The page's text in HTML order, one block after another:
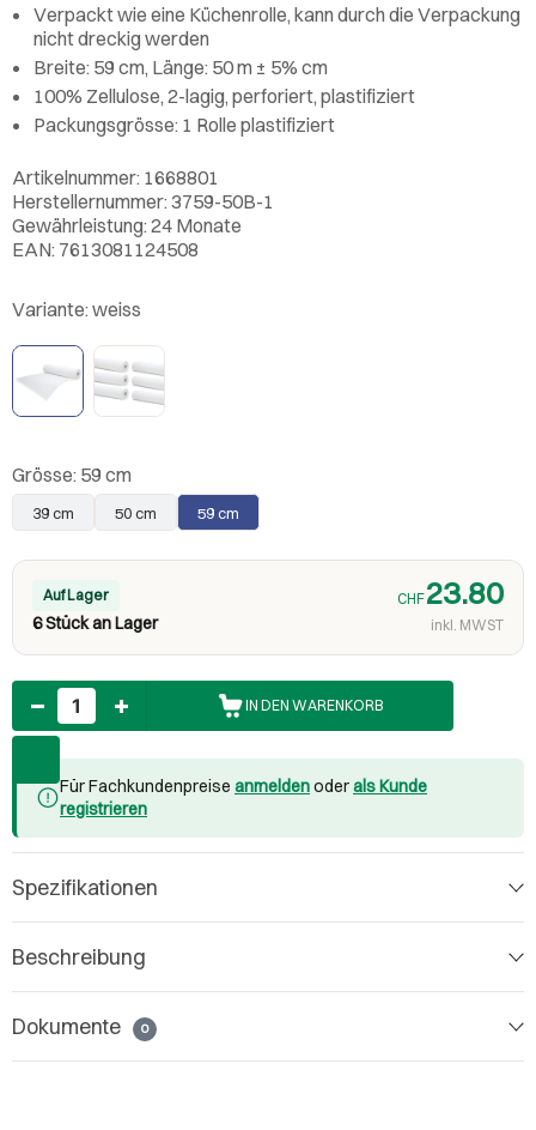
Verpackt wie eine Küchenrolle, kann durch die Verpackung
nicht dreckig werden
Breite: 59 cm, Länge: 50 m ± 5% cm
100% Zellulose, 2-lagig, perforiert, plastifiziert
Packungsgrösse: 1 Rolle plastifiziert
Artikelnummer: 1668801
Herstellernummer: 3759-50B-1
Gewährleistung: 24 Monate
EAN: 7613081124508
Variante: weiss
Grösse: 59 cm
39 cm 50 cm 59 cm
Auf Lager
6 Stück an Lager
CHF23.80
inkl. MWST
Anzahl
IN DEN WARENKORB
Für Fachkundenpreise anmeldenoderals Kunde
registrieren
Spezifikationen
Beschreibung
Dokumente 0